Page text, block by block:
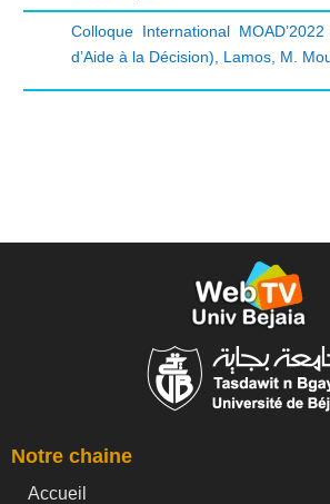
Colloque International
d’Aide à la Décision)
Lamos, M.
Notre chaine
Accueil